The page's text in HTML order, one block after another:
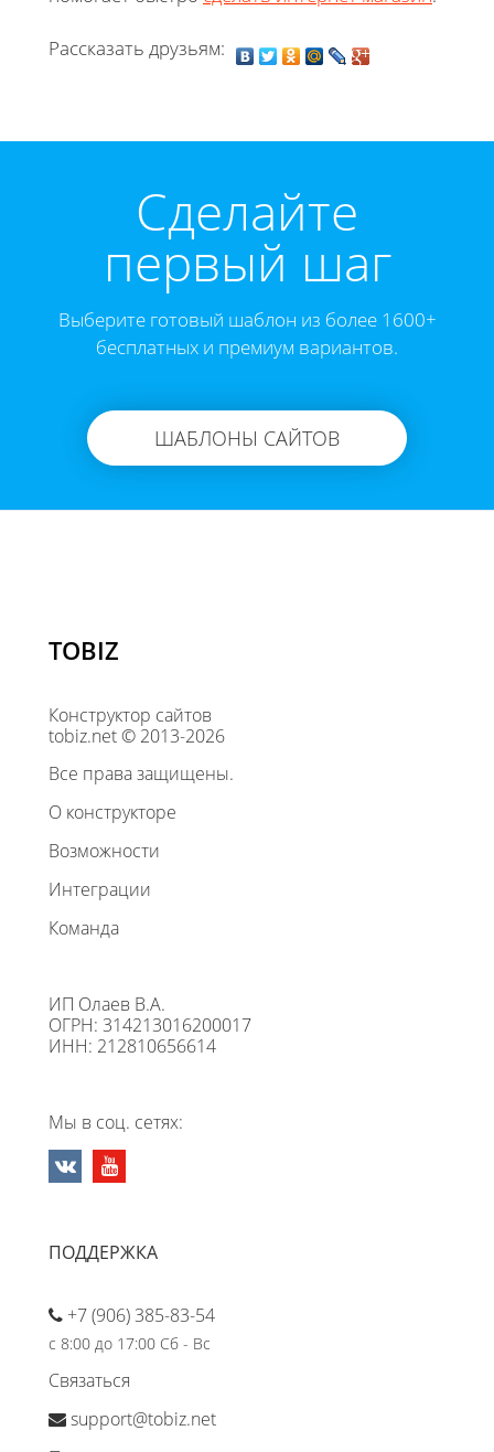
Рассказать друзьям:
Cделайте
первый шаг
Выберите готовый шаблон из более 1600+
бесплатных и премиум вариантов.
ШАБЛОНЫ САЙТОВ
TOBIZ
Конструктор сайтов
tobiz.net © 2013-2026
Все права защищены.
О конструкторе
Возможности
Интеграции
Команда
ИП Олаев В.А.
ОГРН: 314213016200017
ИНН: 212810656614
Мы в соц. сетях:
ПОДДЕРЖКА
+7 (906) 385-83-54
с 8:00 до 17:00 Сб - Вс
Связаться
support@tobiz.net